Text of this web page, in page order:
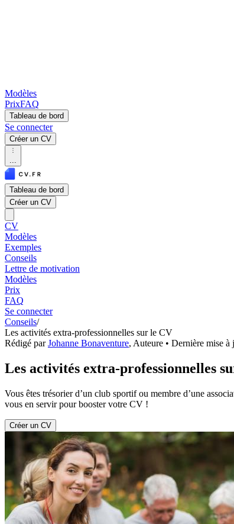
Modèles
PrixFAQ
Tableau de bord
Se connecter
Créer un CV
...
Tableau de bord
Créer un CV
CV
Modèles
Exemples
Conseils
Lettre de motivation
Modèles
Prix
FAQ
Se connecter
Conseils/
Les activités extra-professionnelles sur le CV
Rédigé parJohanne Bonaventure, Auteure • Dernière mise à
Les activités extra-professionnelles
Vous êtes trésorier d’un club sportif ou membre d’une
vous en servir pour booster votre CV !
Créer un CV